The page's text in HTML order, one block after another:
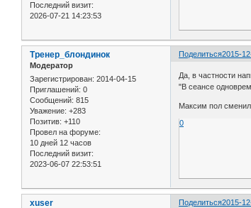
Последний визит:
2026-07-21 14:23:53
Поделиться2015-
Тренер_блондинок
Модератор
Зарегистрирован: 2014-04-15
Приглашений: 0
Сообщений: 815
Уважение: +283
Позитив: +110
Провел на форуме:
10 дней 12 часов
Последний визит:
2023-06-07 22:53:51
Да, в частности
"В сеансе
Максим пол
0
Поделиться2015-
xuser